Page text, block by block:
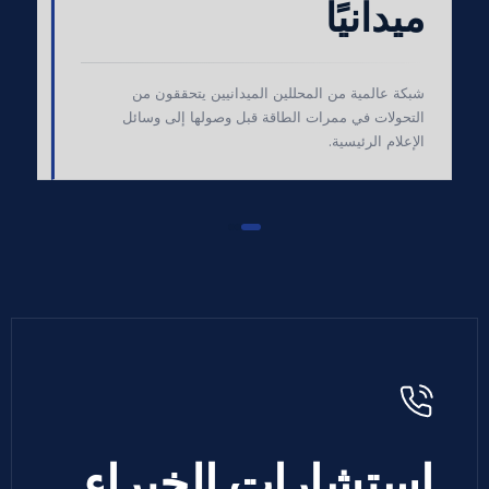
ميدانيًا
شبكة عالمية من المحللين الميدانيين يتحققون من
التحولات في ممرات الطاقة قبل وصولها إلى وسائل
الإعلام الرئيسية.